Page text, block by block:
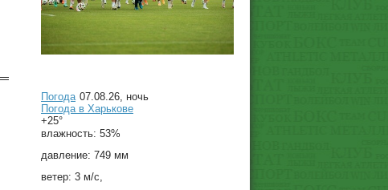
Погода 07.08.26, ночь
Погода в Харькове
+25°
влажность: 53%
давление: 749 мм
ветер: 3 м/с,